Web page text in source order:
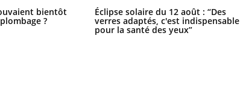
bientôt
?
Éclipse solaire du 12 août : “Des
verres adaptés, c'est indispensable
pour la santé des yeux”